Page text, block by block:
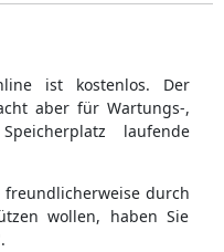
ist kostenlos. Der
aber für Wartungs-,
laufende
freundlicherweise durch
wollen, haben Sie